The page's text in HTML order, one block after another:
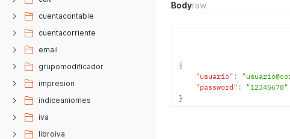
cuentacontable
cuentacorriente
email
grupomodificador
impresion
indiceaniomes
iva
libroiva
Bodyraw
{
"usuario" :
"password" :
"12345678"
}